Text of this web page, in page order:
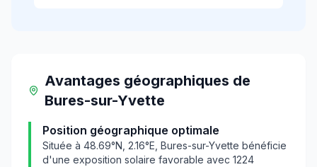
Avantages géographiques de
Bures-sur-Yvette
Position géographique optimale
Située à 48.69°N, 2.16°E, Bures-sur-Yvette bénéficie
d'une exposition solaire favorable avec 1224